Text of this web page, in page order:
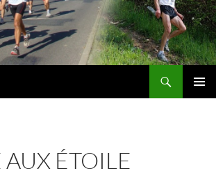
AUX ÉTOILE